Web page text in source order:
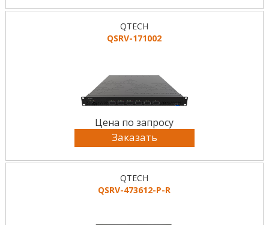
QTECH
QSRV-171002
Цена по запросу
Заказать
QTECH
QSRV-473612-P-R